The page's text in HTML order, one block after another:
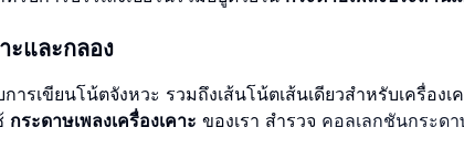
ะและกลอง
การเขียนโน้ตจังหวะ รวมถึงเส้นโน้ตเส้นเดียวสำหรับเครื่อ
กระดาษเพลงเครื่องเคาะ ของเรา สำรวจ คอลเลกชันกระดา